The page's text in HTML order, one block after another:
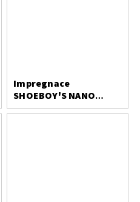
Impregnace
SHOEBOY'S NANO
PROTECT 400 ml